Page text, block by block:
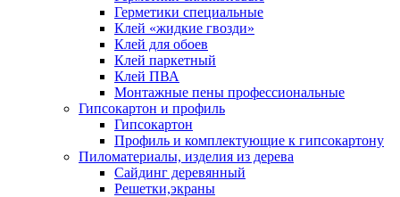
Герметики специальные
Клей «жидкие гвозди»
Клей для обоев
Клей паркетный
Клей ПВА
Монтажные пены профессиональные
Гипсокартон и профиль
Гипсокартон
Профиль и комплектующие к гипсокартону
Пиломатериалы, изделия из дерева
Сайдинг деревянный
Решетки,экраны